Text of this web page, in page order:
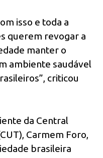
isso e toda a
querem revogar a
manter o
ambiente saudável
criticou
da Central
Carmem Foro,
brasileira